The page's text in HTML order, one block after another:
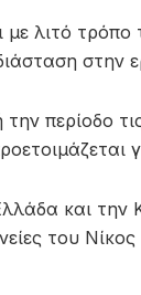
λιτό
περίοδο
και
του